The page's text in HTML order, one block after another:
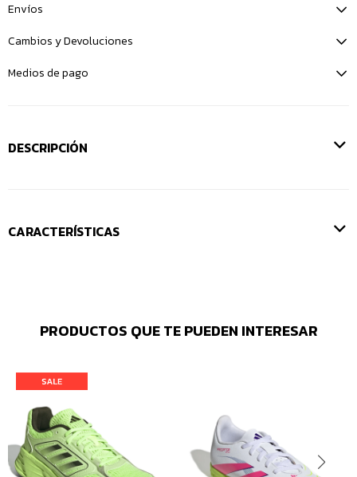
Envíos
Cambios y Devoluciones
Medios de pago
DESCRIPCIÓN
CARACTERÍSTICAS
PRODUCTOS QUE TE PUEDEN INTERESAR